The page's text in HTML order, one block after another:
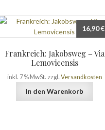
Frankreich: Jakobsweg – Via
Lemovicensis
16,90€
inkl. 7 % MwSt. zzgl. Versandkosten
In den Warenkorb